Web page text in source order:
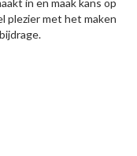
in en maak kans op
plezier met het maken